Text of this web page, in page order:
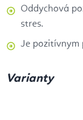
Oddychová
stres.
Je pozitívnym
Varianty